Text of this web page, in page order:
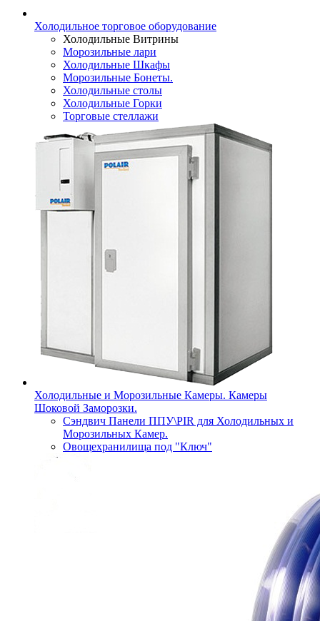
Холодильное торговое оборудование
Холодильные Витрины
Морозильные лари
Холодильные Шкафы
Морозильные Бонеты.
Холодильные столы
Холодильные Горки
Торговые стеллажи
Холодильные и Морозильные Камеры. Камеры
Шоковой Заморозки.
Сэндвич Панели ППУ\PIR для Холодильных и
Морозильных Камер.
Овощехранилища под "Ключ"